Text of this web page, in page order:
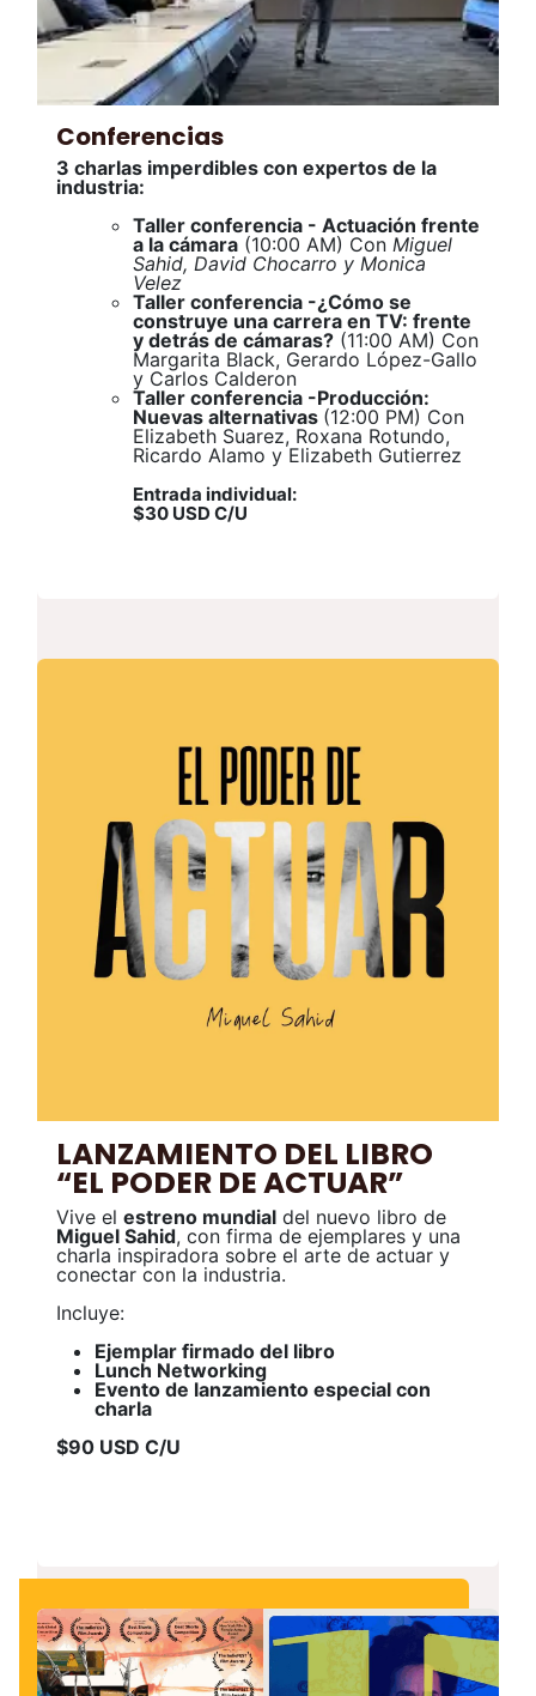
Conferencias
3 charlas imperdibles con expertos de la
industria:
Taller conferencia - Actuación frente
a la cámara (10:00 AM) Con Miguel
Sahid, David Chocarro y Monica
Velez
Taller conferencia -¿Cómo se
construye una carrera en TV: frente
y detrás de cámaras? (11:00 AM) Con
Margarita Black, Gerardo López-Gallo
y Carlos Calderon
Taller conferencia -Producción:
Nuevas alternativas (12:00 PM) Con
Elizabeth Suarez, Roxana Rotundo,
Ricardo Alamo y Elizabeth Gutierrez
Entrada individual:
$30 USD C/U
LANZAMIENTO DEL LIBRO
“EL PODER DE ACTUAR”
Vive el estreno mundial del nuevo libro de
Miguel Sahid, con firma de ejemplares y una
charla inspiradora sobre el arte de actuar y
conectar con la industria.
Incluye:
Ejemplar firmado del libro
Lunch Networking
Evento de lanzamiento especial con
charla
$90 USD C/U